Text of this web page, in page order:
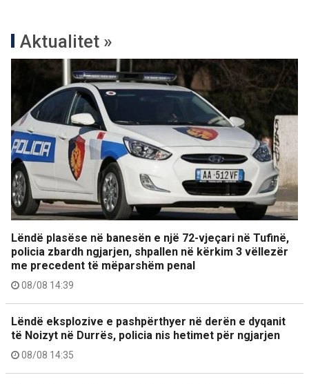
Aktualitet »
Lëndë plasëse në banesën e një 72-vjeçari në Tufinë,
policia zbardh ngjarjen, shpallen në kërkim 3 vëllezër
me precedent të mëparshëm penal
08/08 14:39
Lëndë eksplozive e pashpërthyer në derën e dyqanit
të Noizyt në Durrës, policia nis hetimet për ngjarjen
08/08 14:35